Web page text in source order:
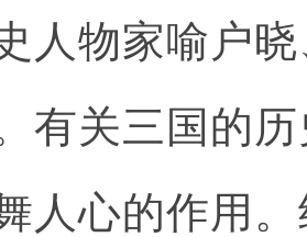
人物家喻户
有关三国的
人心的作用